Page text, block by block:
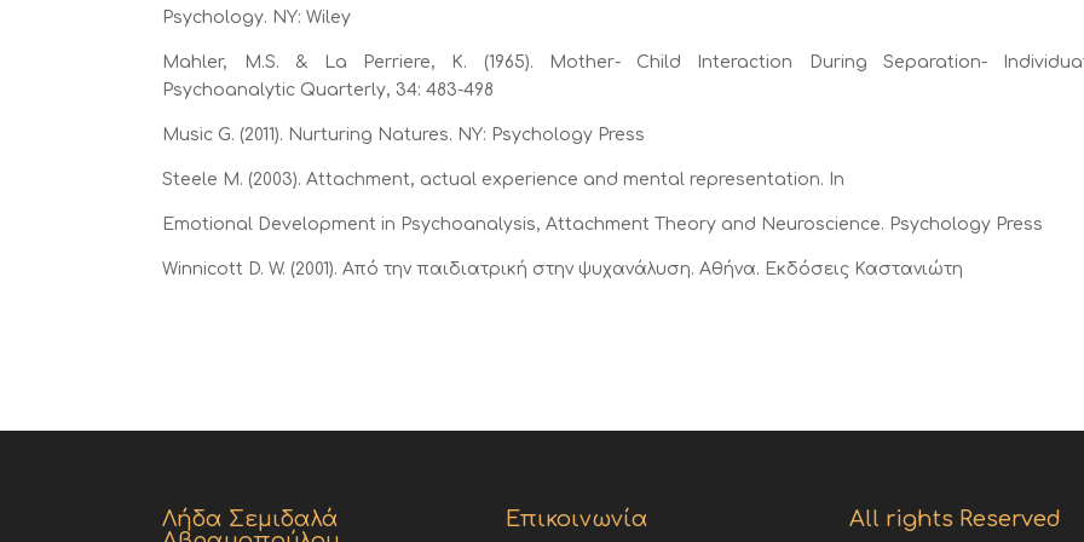
Psychology. NY: Wiley
Mahler, M.S. & La Perriere, K. (1965). Mother- Child Interaction During Separation-
Psychoanalytic Quarterly, 34: 483-498
Music G. (2011). Nurturing Natures. NY: Psychology Press
Steele M. (2003). Attachment, actual experience and mental representation. In
Emotional Development in Psychoanalysis, Attachment Theory and Neuroscience. Psychology Press
Winnicott D. W. (2001). Από την παιδιατρική στην ψυχανάλυση. Αθήνα. Εκδόσεις Καστανιώτη
Λήδα Σεμιδαλά
Επικοινωνία All rights Reserved